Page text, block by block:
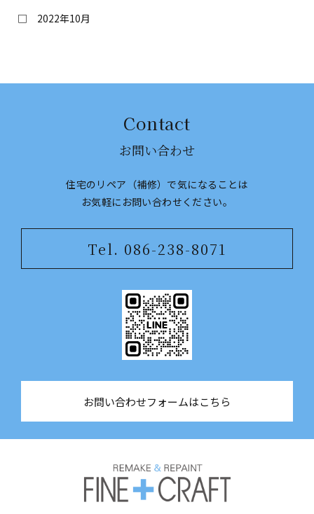
2022年10月
Contact
お問い合わせ
住宅のリペア（補修）で気になることは
​​​​​​​お気軽にお問い合わせください。
Tel. 086-238-8071
お問い合わせフォームはこちら